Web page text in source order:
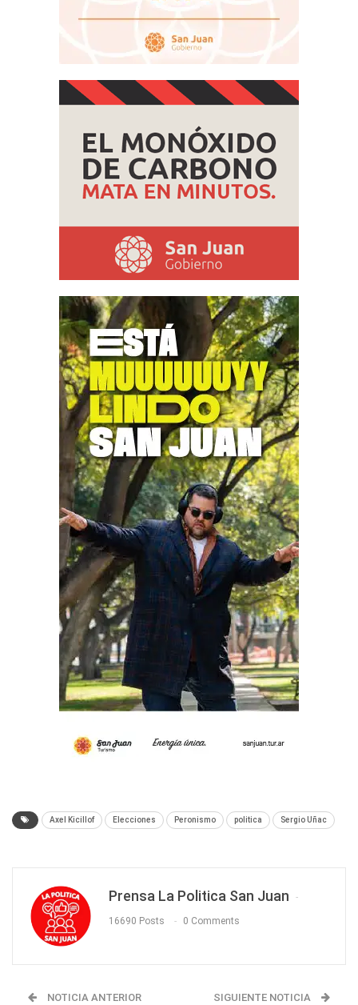
Axel Kicillof Elecciones Peronismo politica Sergio Uñac
Prensa La Politica San Juan
16690 Posts 0 Comments
NOTICIA ANTERIOR SIGUIENTE NOTICIA